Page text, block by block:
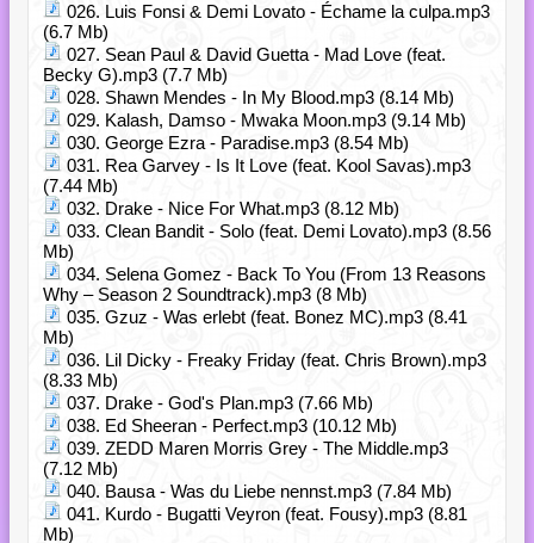
026. Luis Fonsi & Demi Lovato - Échame la culpa.mp3
(6.7 Mb)
027. Sean Paul & David Guetta - Mad Love (feat.
Becky G).mp3 (7.7 Mb)
028. Shawn Mendes - In My Blood.mp3 (8.14 Mb)
029. Kalash, Damso - Mwaka Moon.mp3 (9.14 Mb)
030. George Ezra - Paradise.mp3 (8.54 Mb)
031. Rea Garvey - Is It Love (feat. Kool Savas).mp3
(7.44 Mb)
032. Drake - Nice For What.mp3 (8.12 Mb)
033. Clean Bandit - Solo (feat. Demi Lovato).mp3 (8.56
Mb)
034. Selena Gomez - Back To You (From 13 Reasons
Why – Season 2 Soundtrack).mp3 (8 Mb)
035. Gzuz - Was erlebt (feat. Bonez MC).mp3 (8.41
Mb)
036. Lil Dicky - Freaky Friday (feat. Chris Brown).mp3
(8.33 Mb)
037. Drake - God's Plan.mp3 (7.66 Mb)
038. Ed Sheeran - Perfect.mp3 (10.12 Mb)
039. ZEDD Maren Morris Grey - The Middle.mp3
(7.12 Mb)
040. Bausa - Was du Liebe nennst.mp3 (7.84 Mb)
041. Kurdo - Bugatti Veyron (feat. Fousy).mp3 (8.81
Mb)